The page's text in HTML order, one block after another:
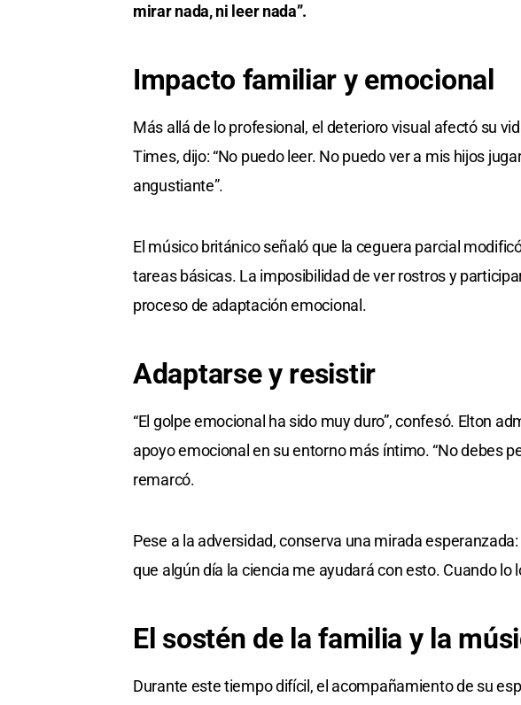
mirar nada, ni leer nada”.
Impacto familiar y emocional
Más allá de lo profesional, el deterioro visual afectó su
Times, dijo: “No puedo leer. No puedo ver a mis hijos
angustiante”.
El músico británico señaló que la ceguera parcial
tareas básicas. La imposibilidad de ver rostros y
proceso de adaptación emocional.
Adaptarse y resistir
“El golpe emocional ha sido muy duro”, confesó. Elton
apoyo emocional en su entorno más íntimo. “No debes
remarcó.
Pese a la adversidad, conserva una mirada
que algún día la ciencia me ayudará con esto. Cuando lo
El sostén de la familia y la
Durante este tiempo difícil, el acompañamiento de su